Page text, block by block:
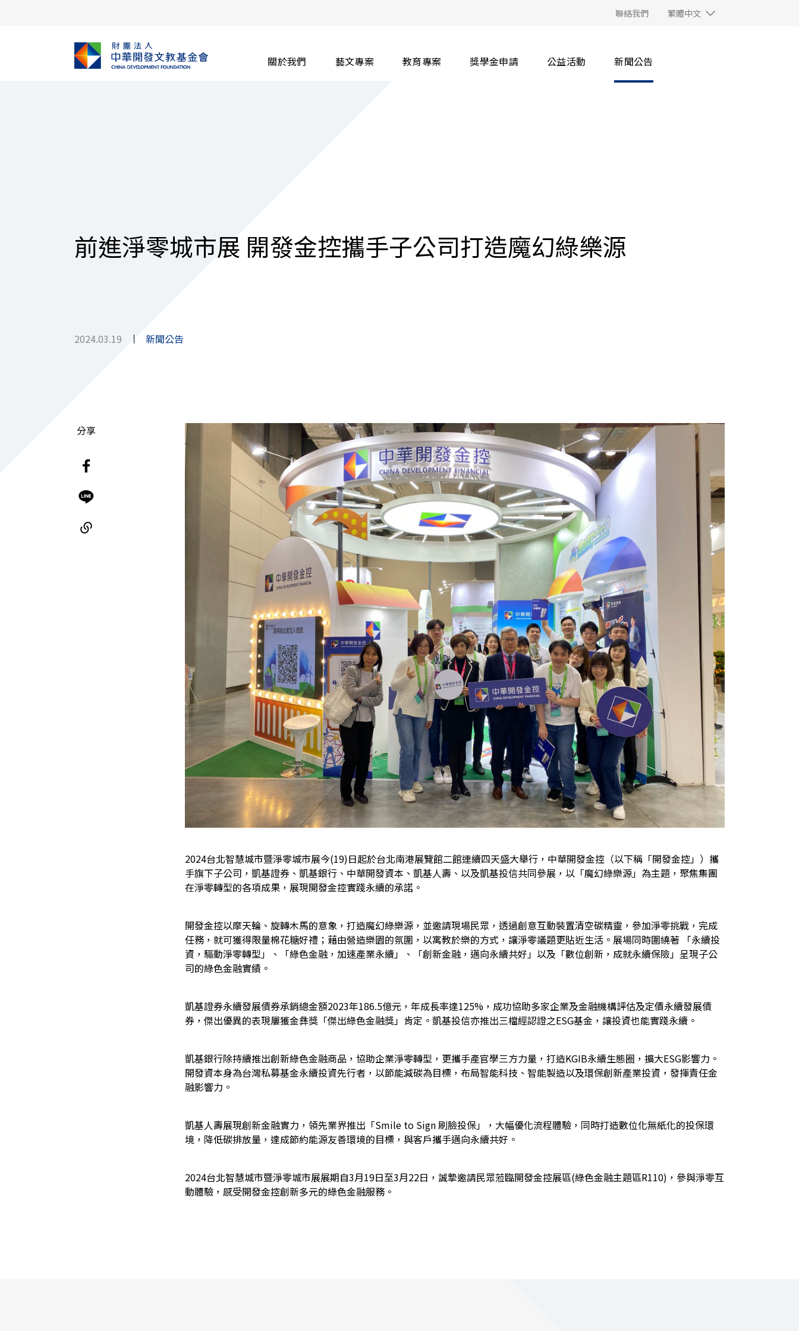
聯絡我們 繁體中文
關於我們 藝文專案 教育專案 獎學金申請 公益活動 新聞公告
前進淨零城市展 開發金控攜手子公司打造魔幻綠樂源
2024.03.19 新聞公告
分享
2024台北智慧城市暨淨零城市展今(19)日起於台北南港展覽館二館連續四天盛大舉行，中華開發金控（以下稱「開發金控」）攜
手旗下子公司，凱基證券、凱基銀行、中華開發資本、凱基人壽、以及凱基投信共同參展，以「魔幻綠樂源」為主題，聚焦集團
在淨零轉型的各項成果，展現開發金控實踐永續的承諾。
開發金控以摩天輪、旋轉木馬的意象，打造魔幻綠樂源，並邀請現場民眾，透過創意互動裝置清空碳精靈，參加淨零挑戰，完成
任務，就可獲得限量棉花糖好禮；藉由營造樂園的氛圍，以寓教於樂的方式，讓淨零議題更貼近生活。展場同時圍繞著 「永續投
資，驅動淨零轉型」、「綠色金融，加速產業永續」、「創新金融，邁向永續共好」以及「數位創新，成就永續保險」呈現子公
司的綠色金融實績。
凱基證券永續發展債券承銷總金額2023年186.5億元，年成長率達125%，成功協助多家企業及金融機構評估及定價永續發展債
券，傑出優異的表現屢獲金彝獎「傑出綠色金融獎」肯定。凱基投信亦推出三檔經認證之ESG基金，讓投資也能實踐永續。
凱基銀行除持續推出創新綠色金融商品，協助企業淨零轉型，更攜手產官學三方力量，打造KGIB永續生態圈，擴大ESG影響力。
開發資本身為台灣私募基金永續投資先行者，以節能減碳為目標，布局智能科技、智能製造以及環保創新產業投資，發揮責任金
融影響力。
凱基人壽展現創新金融實力，領先業界推出「Smile to Sign 刷臉投保」，大幅優化流程體驗，同時打造數位化無紙化的投保環
境，降低碳排放量，達成節約能源友善環境的目標，與客戶攜手邁向永續共好。
2024台北智慧城市暨淨零城市展展期自3月19日至3月22日，誠摯邀請民眾蒞臨開發金控展區(綠色金融主題區R110)，參與淨零互
動體驗，感受開發金控創新多元的綠色金融服務。